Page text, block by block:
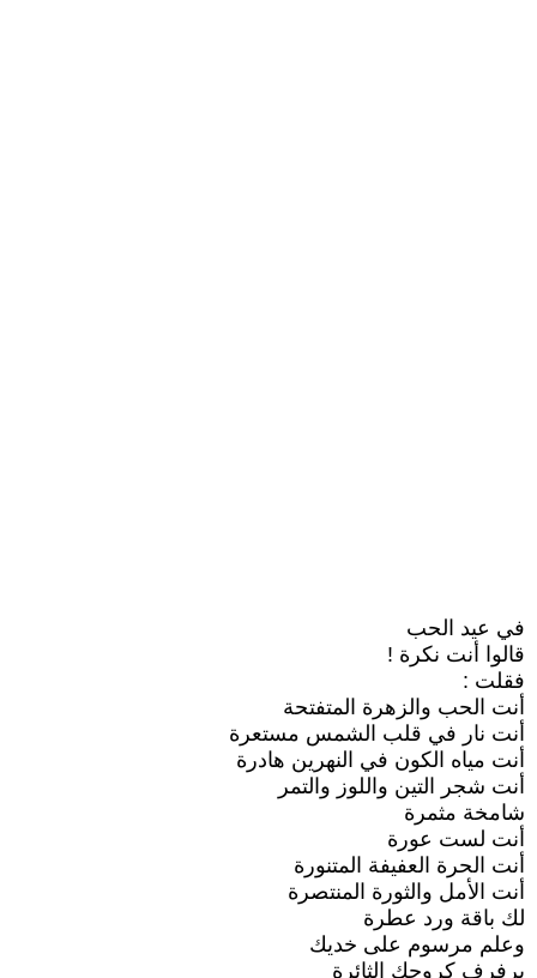
في عيد الحب
قالوا أنت نكرة !
فقلت :
أنت الحب والزهرة المتفتحة
أنت نار في قلب الشمس مستعرة
أنت مياه الكون في النهرين هادرة
أنت شجر التين واللوز والتمر
شامخة مثمرة
أنت لست عورة
أنت الحرة العفيفة المتنورة
أنت الأمل والثورة المنتصرة
لك باقة ورد عطرة
وعلم مرسوم على خديك
يرفرف كروحك الثائرة